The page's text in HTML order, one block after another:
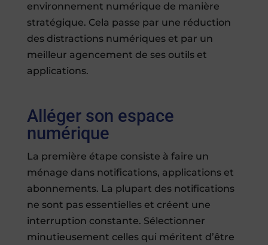
environnement numérique de manière
stratégique. Cela passe par une réduction
des distractions numériques et par un
meilleur agencement de ses outils et
applications.
Alléger son espace
numérique
La première étape consiste à faire un
ménage dans notifications, applications et
abonnements. La plupart des notifications
ne sont pas essentielles et créent une
interruption constante. Sélectionner
minutieusement celles qui méritent d’être